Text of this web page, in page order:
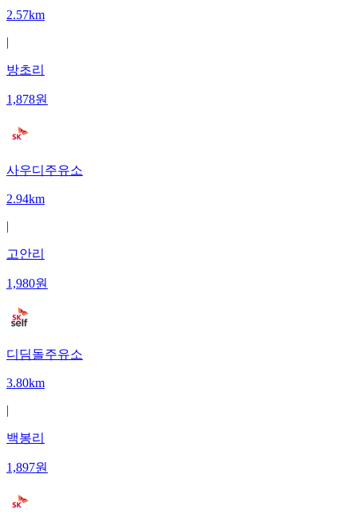
2.57km
|
방초리
1,878원
사우디주유소
2.94km
|
고안리
1,980원
디딤돌주유소
3.80km
|
백봉리
1,897원